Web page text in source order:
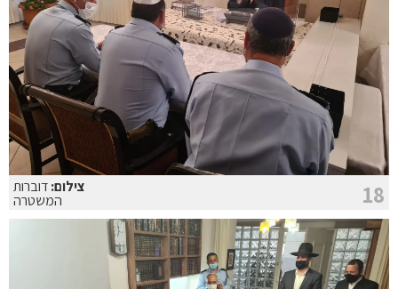
18 צילום:דוברות
המשטרה